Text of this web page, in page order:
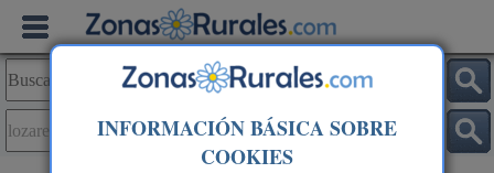
INFORMACIÓN BÁSICA SOBRE
COOKIES